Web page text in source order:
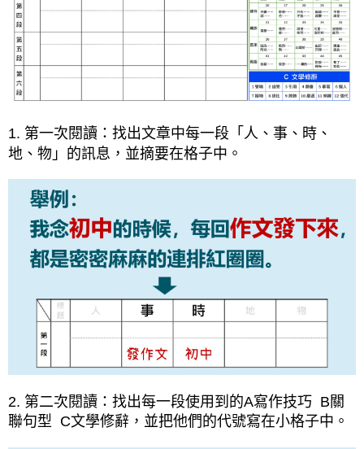
1. 第一次閱讀：找出文章中每一段「人、事、時、
地、物」的訊息，並摘要在格子中。
2. 第二次閱讀：找出每一段使用到的A寫作技巧 B關
聯句型 C文學修辭，並把他們的代號寫在小格子中。